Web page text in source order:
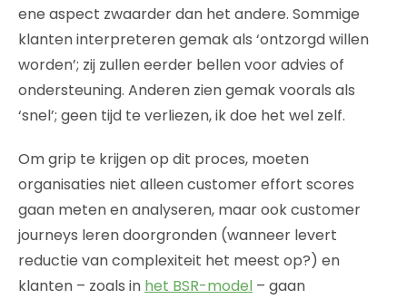
ene aspect zwaarder dan het andere. Sommige
klanten interpreteren gemak als ‘ontzorgd willen
worden’; zij zullen eerder bellen voor advies of
ondersteuning. Anderen zien gemak voorals als
‘snel’; geen tijd te verliezen, ik doe het wel zelf.
Om grip te krijgen op dit proces, moeten
organisaties niet alleen customer effort scores
gaan meten en analyseren, maar ook customer
journeys leren doorgronden (wanneer levert
reductie van complexiteit het meest op?) en
klanten – zoals in het BSR-model – gaan